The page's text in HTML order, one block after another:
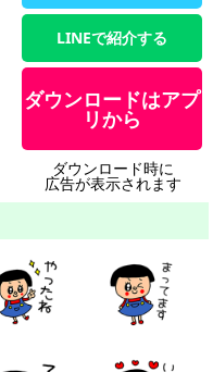
LINEで紹介する
ダウンロードはアプ
リから
ダウンロード時に
広告が表示されます